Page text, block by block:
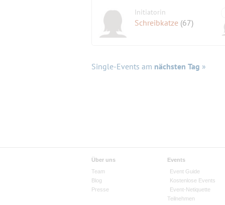
Initiatorin
Schreibkatze (67)
Single-Events am nächsten Tag »
Über uns
Team
Blog
Presse
Events
Event Guide
Kostenlose Events
Event-Netiquette
Teilnehmen